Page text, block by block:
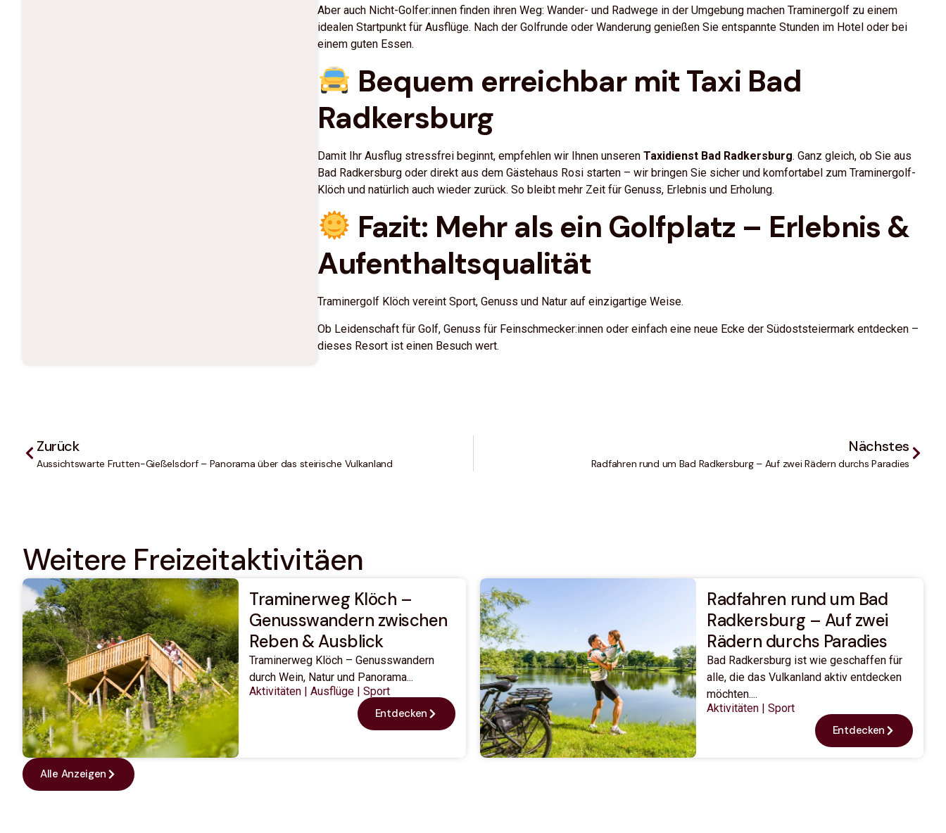
Aber auch Nicht-Golfer:innen finden ihren Weg: Wander- und Radwege in der Umgebung machen Traminergolf zu einem
idealen Startpunkt für Ausflüge. Nach der Golfrunde oder Wanderung genießen Sie entspannte Stunden im Hotel oder bei
einem guten Essen.
Bequem erreichbar mit Taxi Bad
Radkersburg
Damit Ihr Ausflug stressfrei beginnt, empfehlen wir Ihnen unseren Taxidienst Bad Radkersburg. Ganz gleich, ob Sie aus
Bad Radkersburg oder direkt aus dem Gästehaus Rosi starten – wir bringen Sie sicher und komfortabel zum Traminergolf-
Klöch und natürlich auch wieder zurück. So bleibt mehr Zeit für Genuss, Erlebnis und Erholung.
Fazit: Mehr als ein Golfplatz – Erlebnis &
Aufenthaltsqualität
Traminergolf Klöch vereint Sport, Genuss und Natur auf einzigartige Weise.
Ob Leidenschaft für Golf, Genuss für Feinschmecker:innen oder einfach eine neue Ecke der Südoststeiermark entdecken –
dieses Resort ist einen Besuch wert.
Zurück
Aussichtswarte Frutten-Gießelsdorf – Panorama über das steirische Vulkanland
Nächstes
Radfahren rund um Bad Radkersburg – Auf zwei Rädern durchs Paradies
Weitere Freizeit­aktivitäen
Traminerweg Klöch –
Genusswandern zwischen
Reben & Ausblick
Traminerweg Klöch – Genusswandern
durch Wein, Natur und Panorama...
Aktivitäten |Ausflüge |Sport
Entdecken
Radfahren rund um Bad
Radkersburg – Auf zwei
Rädern durchs Paradies
Bad Radkersburg ist wie geschaffen für
alle, die das Vulkanland aktiv entdecken
möchten....
Aktivitäten |Sport
Entdecken
Alle Anzeigen